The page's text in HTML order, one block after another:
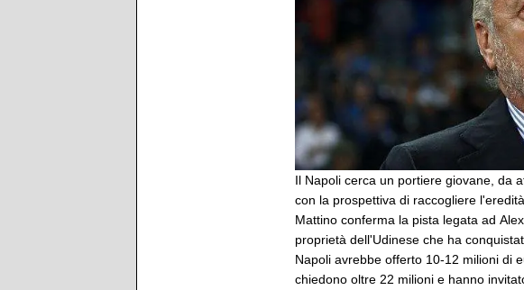
Il Napoli cerca un portiere giovane, da
con la prospettiva di raccogliere
Mattino conferma la pista legata ad
proprietà dell'Udinese che ha
Napoli avrebbe offerto 10-12 milioni di
chiedono oltre 22 milioni e hanno